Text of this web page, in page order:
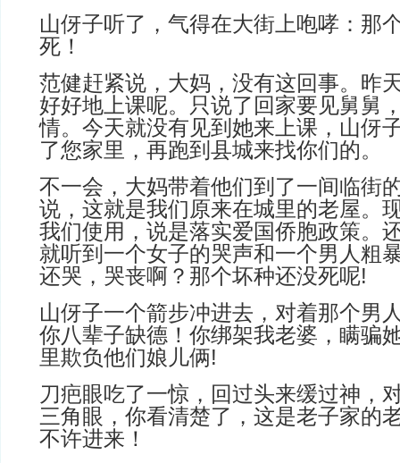
山伢子听了，气得在大街上咆哮：那
死！
范健赶紧说，大妈，没有这回事。昨
好好地上课呢。只说了回家要见舅舅
情。今天就没有见到她来上课，山伢
了您家里，再跑到县城来找你们的。
不一会，大妈带着他们到了一间临街
说，这就是我们原来在城里的老屋。
我们使用，说是落实爱国侨胞政策。
就听到一个女子的哭声和一个男人粗
还哭，哭丧啊？那个坏种还没死呢!
山伢子一个箭步冲进去，对着那个男
你八辈子缺德！你绑架我老婆，瞒骗
里欺负他们娘儿俩!
刀疤眼吃了一惊，回过头来缓过神，
三角眼，你看清楚了，这是老子家的
不许进来！